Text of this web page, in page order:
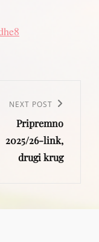
NEXT POST
Pripremno
2025/26-link,
drugi krug